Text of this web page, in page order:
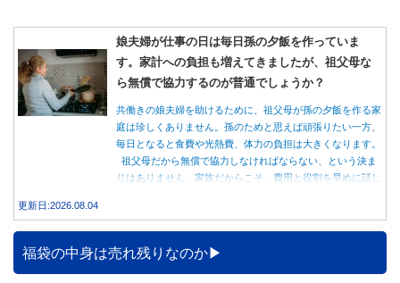
娘夫婦が仕事の日は毎日孫の夕飯を作っていま
す。家計への負担も増えてきましたが、祖父母な
ら無償で協力するのが普通でしょうか？
共働きの娘夫婦を助けるために、祖父母が孫の夕飯を作る家
庭は珍しくありません。孫のためと思えば頑張りたい一方、
毎日となると食費や光熱費、体力の負担は大きくなります。
祖父母だから無償で協力しなければならない、という決ま
りはありません。家族だからこそ、費用と役割を早めに話し
更新日:2026.08.04
福袋の中身は売れ残りなのか